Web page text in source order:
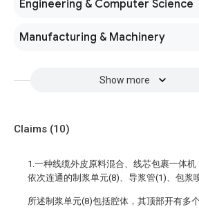
Engineering & Computer Science
Manufacturing & Machinery
Show more
Claims (10)
1.一种线缆外皮原料混合、线芯包裹一体
依次连通的制浆单元(8)、导浆管(1)、包浆
所述制浆单元(8)包括腔体，其顶部开有多